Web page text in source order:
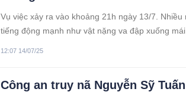
Vụ việc xảy ra vào khoảng 21h ngày 13/7.
tiếng động mạnh như vật nặng va đập xuống
12:07 14/07/25
Công an truy nã Nguyễn Sỹ